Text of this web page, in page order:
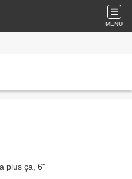
MENU